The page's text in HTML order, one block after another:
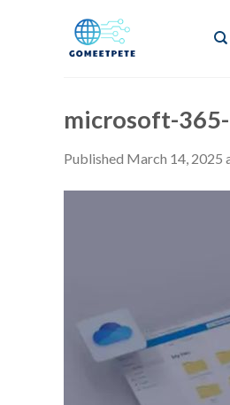
microsoft-
Published March 14, 2025